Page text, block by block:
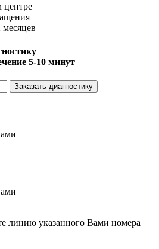
центре
месяцев
5-10 минут
Заказать диагностику
линию указанного Вами номера